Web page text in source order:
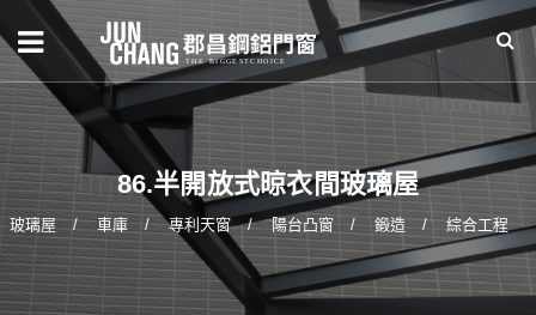
86.半開放式晾衣間玻璃屋
玻璃屋 車庫 專利天窗 陽台凸窗 鍛造 綜合工程